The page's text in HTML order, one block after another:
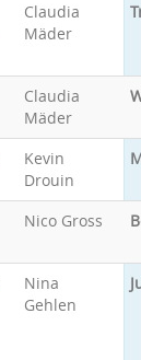
Claudia
Mäder
Claudia
Mäder
Kevin
Drouin
Nico Gross
Nina
Gehlen